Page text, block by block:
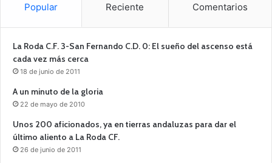
Popular Reciente Comentarios
La Roda C.F. 3-San Fernando C.D. 0: El sueño del ascenso está
cada vez más cerca
18 de junio de 2011
A un minuto de la gloria
22 de mayo de 2010
Unos 200 aficionados, ya en tierras andaluzas para dar el
último aliento a La Roda CF.
26 de junio de 2011